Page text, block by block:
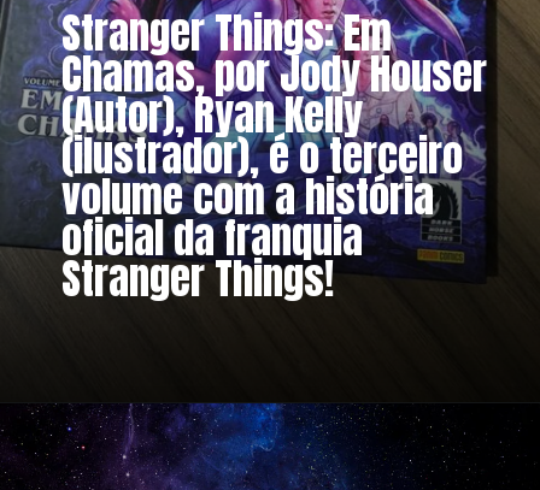
Stranger Things: Em
Chamas, por Jody Houser
(Autor), Ryan Kelly
(ilustrador), é o terceiro
volume com a história
oficial da franquia
Stranger Things!